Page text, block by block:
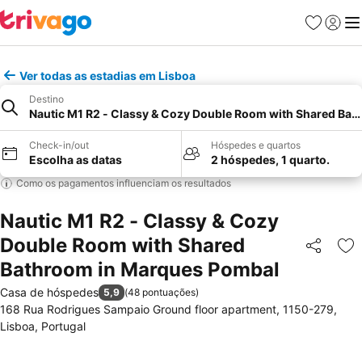
Favoritos
Iniciar
Ver todas as estadias em Lisboa
Destino
Nautic M1 R2 - Classy & Cozy Double Room with Shared
Check-in/out
Escolha as datas
Hóspedes e quartos
2 hóspedes, 1 quarto.
Como os pagamentos influenciam os resultados
Nautic M1 R2 - Classy & Cozy
Double Room with Shared
Bathroom in Marques Pombal
Partilhar
Casa de hóspedes 5,9 (48 pontuações)
168 Rua Rodrigues Sampaio Ground floor apartment, 1150-279,
Lisboa, Portugal